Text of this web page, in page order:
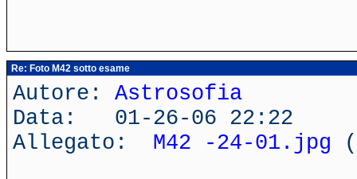
Re: Foto M42 sotto esame
Autore: Astrosofia
Data: 01-26-06 22:22
Allegato: M42 -24-01.jpg